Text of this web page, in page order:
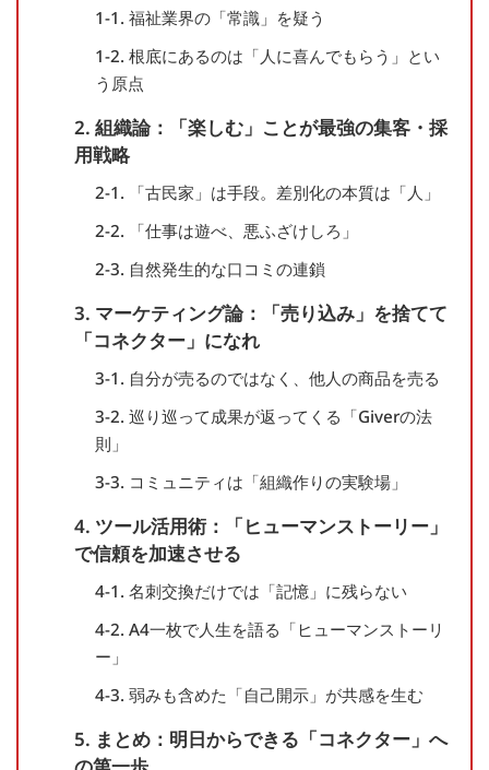
1-1. 福祉業界の「常識」を疑う
1-2. 根底にあるのは「人に喜んでもらう」とい
う原点
2. 組織論：「楽しむ」ことが最強の集客・採
用戦略
2-1. 「古民家」は手段。差別化の本質は「人」
2-2. 「仕事は遊べ、悪ふざけしろ」
2-3. 自然発生的な口コミの連鎖
3. マーケティング論：「売り込み」を捨てて
「コネクター」になれ
3-1. 自分が売るのではなく、他人の商品を売る
3-2. 巡り巡って成果が返ってくる「Giverの法
則」
3-3. コミュニティは「組織作りの実験場」
4. ツール活用術：「ヒューマンストーリー」
で信頼を加速させる
4-1. 名刺交換だけでは「記憶」に残らない
4-2. A4一枚で人生を語る「ヒューマンストーリ
ー」
4-3. 弱みも含めた「自己開示」が共感を生む
5. まとめ：明日からできる「コネクター」へ